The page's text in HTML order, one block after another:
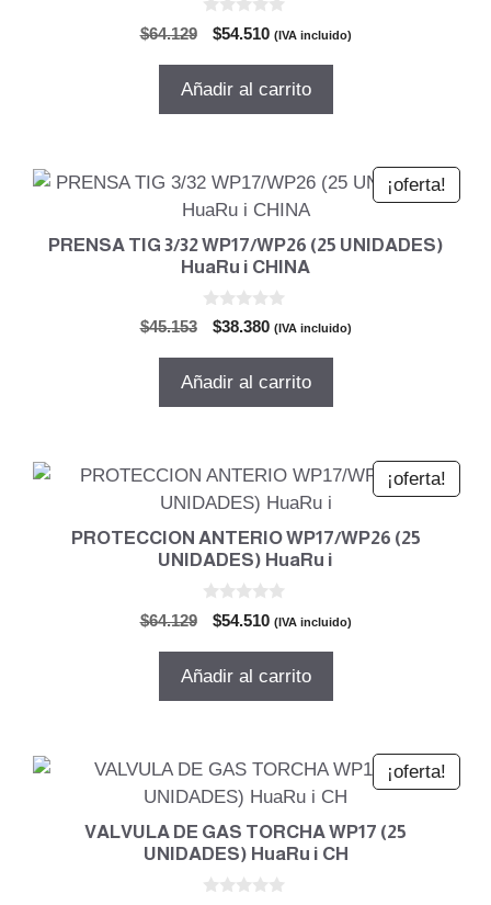
$64.129
El
original
$54.510El
actual
(IVA incluido)
Añadir al carrito
¡oferta!
PRENSA TIG 3/32 WP17/WP26 (25 UNIDADES)
HuaRu i CHINA
$45.153
El
original
$38.380El
actual
(IVA incluido)
Añadir al carrito
¡oferta!
PROTECCION ANTERIO WP17/WP26 (25
UNIDADES) HuaRu i
$64.129
El
original
$54.510El
actual
(IVA incluido)
Añadir al carrito
¡oferta!
VALVULA DE GAS TORCHA WP17 (25
UNIDADES) HuaRu i CH